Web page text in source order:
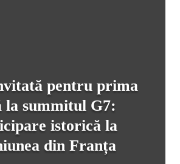
pentru prima
la summitul G7:
istorică la
din Franța